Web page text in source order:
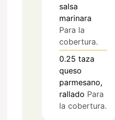
salsa
marinara
Para la
cobertura.
0.25 taza
queso
parmesano,
rallado Para
la cobertura.